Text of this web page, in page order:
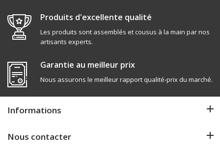
Produits d'excellente qualité
Les produits sont assemblés et cousus à la main par nos
artisants experts.
Garantie au meilleur prix
Nous assurons le meilleur rapport qualité-prix du marché.
Informations
Nous contacter